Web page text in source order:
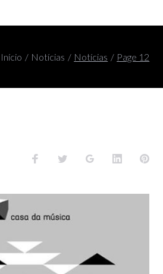
Início / Notícias / Notícias / Page 12